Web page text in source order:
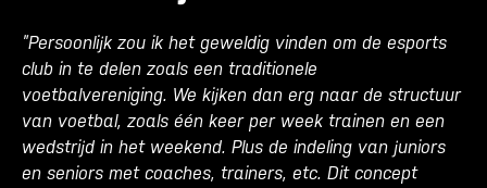
”Persoonlijk zou ik het geweldig vinden om de esports
club in te delen zoals een traditionele
voetbalvereniging. We kijken dan erg naar de structuur
van voetbal, zoals één keer per week trainen en een
wedstrijd in het weekend. Plus de indeling van juniors
en seniors met coaches, trainers, etc. Dit concept